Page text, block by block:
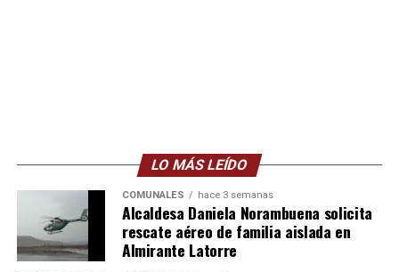
LO MÁS LEÍDO
COMUNALES hace 3 semanas
Alcaldesa Daniela Norambuena solicita
rescate aéreo de familia aislada en
Almirante Latorre